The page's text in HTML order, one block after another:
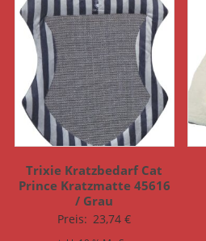
Trixie Kratzbedarf Cat
Prince Kratzmatte 45616
/ Grau
Preis: 23,74€